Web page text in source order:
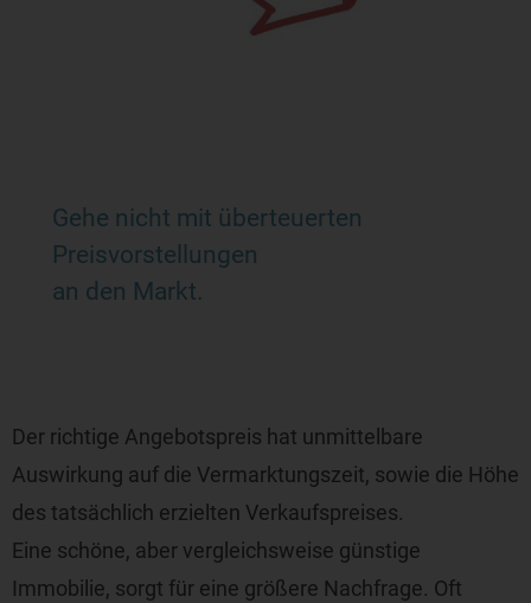
Gehe nicht mit überteuerten
Preisvorstellungen
an den Markt.
Der richtige Angebotspreis hat unmittelbare
Auswirkung auf die Vermarktungszeit, sowie die Höhe
des tatsächlich erzielten Verkaufspreises.
Eine schöne, aber vergleichsweise günstige
Immobilie, sorgt für eine größere Nachfrage. Oft